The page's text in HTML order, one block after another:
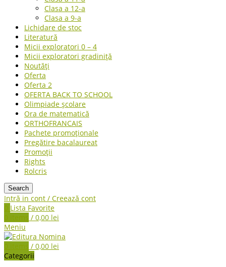
Clasa a 12-a
Clasa a 9-a
Lichidare de stoc
Literatură
Micii exploratori 0 – 4
Micii exploratori gradiniță
Noutăți
Oferta
Oferta 2
OFERTA BACK TO SCHOOL
Olimpiade școlare
Ora de matematică
ORTHOFRANCAIS
Pachete promoționale
Pregătire bacalaureat
Promoții
Rights
Rolcris
Search
Intră in cont / Creează cont
0 Lista Favorite
0 items / 0,00 lei
Meniu
0 items / 0,00 lei
Categorii